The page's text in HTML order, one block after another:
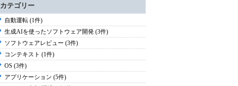
カテゴリー
自動運転 (1件)
生成AIを使ったソフトウェア開発 (3件)
ソフトウェアレビュー (3件)
コンテキスト (1件)
OS (3件)
アプリケーション (5件)